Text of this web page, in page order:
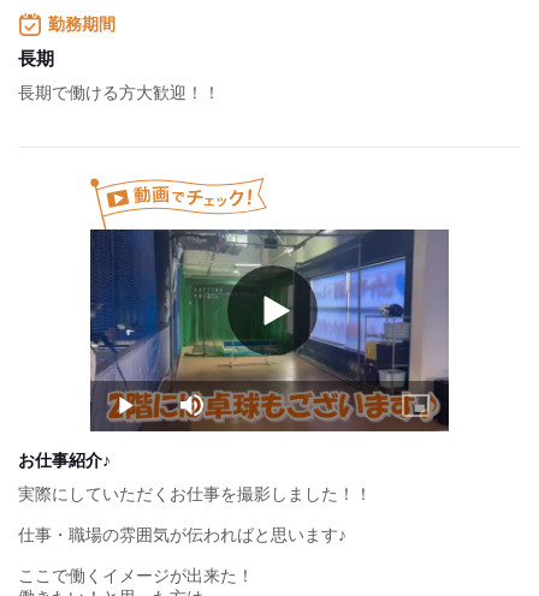
【1】がっつり働きたい方
→週4日勤務(月16日)× 8h＝月収約16万～
土日祝は入れる方大歓迎です！！
→週3日勤務(月12日) ×4h＝月収約5万1千円～
勤務期間
長期
長期で働ける方大歓迎！！
Play
Play Mute
Picture-
in-
お仕事紹介♪
実際にしていただくお仕事を撮影しました！！
仕事・職場の雰囲気が伝わればと思います♪
ここで働くイメージが出来た！